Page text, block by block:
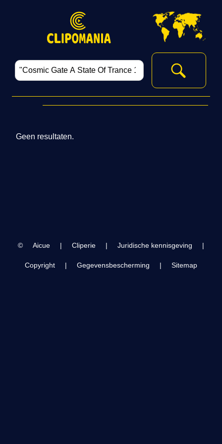
Geen resultaten.
© Aicue | Cliperie | Juridische kennisgeving |
Copyright | Gegevensbescherming | Sitemap